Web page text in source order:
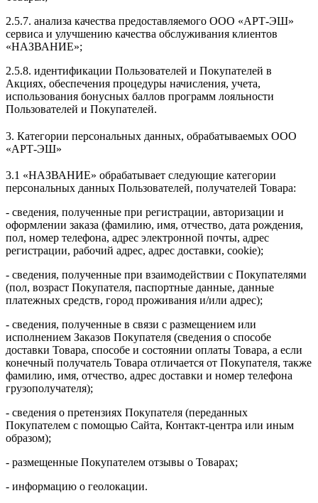
2.5.7. анализа качества предоставляемого ООО «АРТ-ЭШ»
сервиса и улучшению качества обслуживания клиентов
«НАЗВАНИЕ»;
2.5.8. идентификации Пользователей и Покупателей в
Акциях, обеспечения процедуры начисления, учета,
использования бонусных баллов программ лояльности
Пользователей и Покупателей.
3. Категории персональных данных, обрабатываемых ООО
«АРТ-ЭШ»
3.1 «НАЗВАНИЕ» обрабатывает следующие категории
персональных данных Пользователей, получателей Товара:
- сведения, полученные при регистрации, авторизации и
оформлении заказа (фамилию, имя, отчество, дата рождения,
пол, номер телефона, адрес электронной почты, адрес
регистрации, рабочий адрес, адрес доставки, cookie);
- сведения, полученные при взаимодействии с Покупателями
(пол, возраст Покупателя, паспортные данные, данные
платежных средств, город проживания и/или адрес);
- сведения, полученные в связи с размещением или
исполнением Заказов Покупателя (сведения о способе
доставки Товара, способе и состоянии оплаты Товара, а если
конечный получатель Товара отличается от Покупателя, также
фамилию, имя, отчество, адрес доставки и номер телефона
грузополучателя);
- сведения о претензиях Покупателя (переданных
Покупателем с помощью Сайта, Контакт-центра или иным
образом);
- размещенные Покупателем отзывы о Товарах;
- информацию о геолокации.